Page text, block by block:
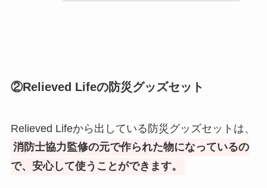
②Relieved Lifeの防災グッズセット
Relieved Lifeから出している防災グッズセットは、
消防士協力監修の元で作られた物になっているの
で、安心して使うことができます。